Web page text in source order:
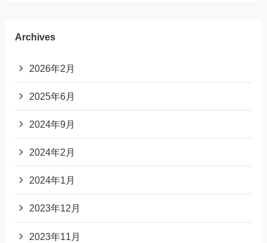
Archives
2026年2月
2025年6月
2024年9月
2024年2月
2024年1月
2023年12月
2023年11月